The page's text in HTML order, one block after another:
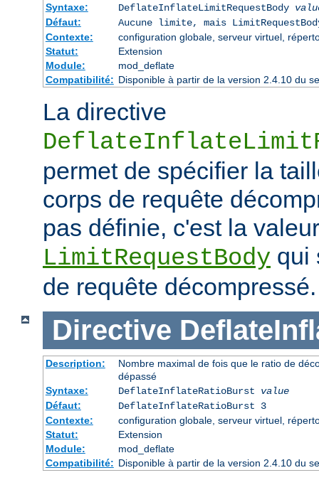
Syntaxe:
DeflateInflateLimitRequestBody
Défaut:
Aucune limite, mais
Contexte:
configuration globale, serveur virtuel,
Statut:
Extension
Module:
mod_deflate
Compatibilité: Disponible à partir de la version 2.4.10 du
La directive
permet de spécifier la
corps de requête
pas définie, c'est la
LimitRequestBody qui
de requête décompressé.
Directive
Description:
Nombre maximal de fois que le ratio de
dépassé
Syntaxe:
DeflateInflateRatioBurst value
Défaut:
DeflateInflateRatioBurst 3
Contexte:
configuration globale, serveur virtuel,
Statut:
Extension
Module:
mod_deflate
Compatibilité: Disponible à partir de la version 2.4.10 du